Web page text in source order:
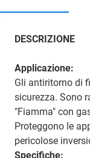
DESCRIZIONE
Applicazione:
Gli antiritorno di
sicurezza. Sono
"Fiamma" con
Proteggono le
pericolose
Specifiche: